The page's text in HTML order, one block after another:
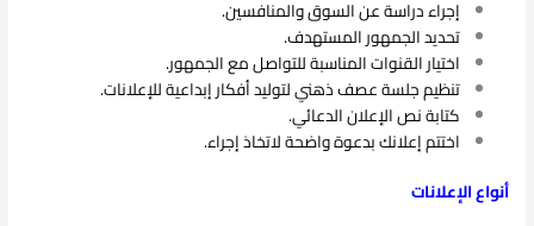
إجراء دراسة عن السوق والمنافسين.
تحديد الجمهور المستهدف.
اختيار القنوات المناسبة للتواصل مع الجمهور.
تنظيم جلسة عصف ذهني لتوليد أفكار إبداعية للإعلانات.
كتابة نص الإعلان الدعائي.
اختتم إعلانك بدعوة واضحة لاتخاذ إجراء.
أنواع الإعلانات